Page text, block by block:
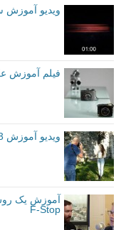
ویدیو
فیلم آموزش
ویدیو آموزش 3 عامل موثر بر عمق میدان در عکاسی
آموزش یک
F-Stop